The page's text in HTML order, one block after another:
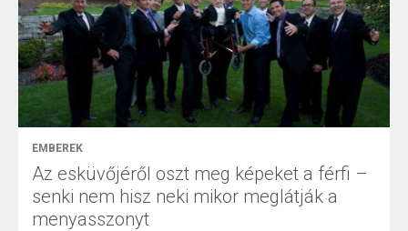
EMBEREK
Az esküvőjéről oszt meg képeket a férfi –
senki nem hisz neki mikor meglátják a
menyasszonyt